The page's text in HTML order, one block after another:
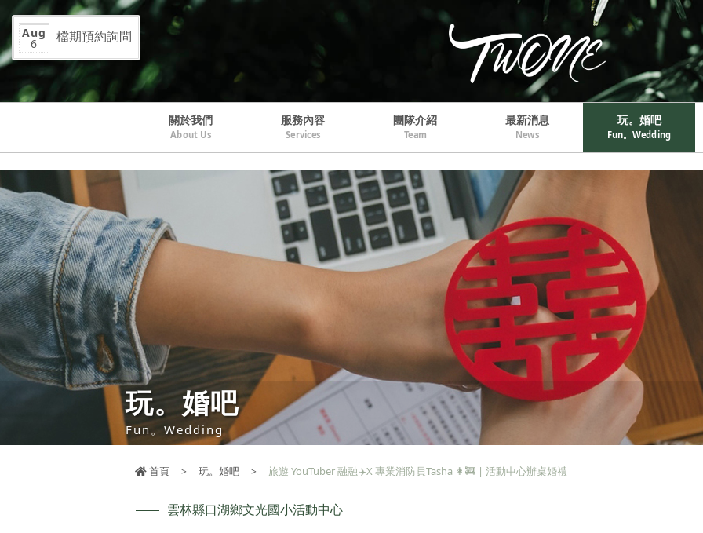
Aug
6 檔期預約詢問
關於我們
About Us
服務內容
Services
團隊介紹
Team
最新消息
News
玩。婚吧
Fun。Wedding
玩。婚吧
Fun。Wedding
首頁 玩。婚吧 旅遊 YouTuber 融融✈️X 專業消防員Tasha 👩‍🚒 | 活動中心辦桌婚禮
雲林縣口湖鄉文光國小活動中心